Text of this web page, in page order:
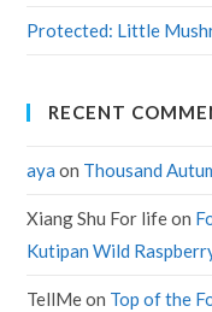
Protected: Little
RECENT
aya on Thousand
Xiang Shu For lifeon
Kutipan Wild
TellMeon Top of the